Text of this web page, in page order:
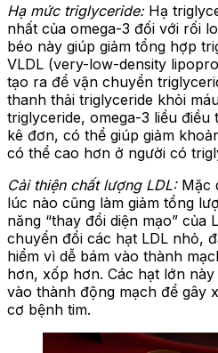
Hạ mức triglyceride: Hạ
nhất của omega-3 đối với rối
béo này giúp giảm tổng hợp
VLDL (very-low-density
tạo ra để vận chuyển
thanh thải triglyceride khỏi
triglyceride, omega-3 liều điều
kê đơn, có thể giúp giảm
có thể cao hơn ở người có
Cải thiện chất lượng LDL: Mặc
lúc nào cũng làm giảm tổng
năng “thay đổi diện mạo” của
chuyển đổi các hạt LDL nhỏ,
hiểm vì dễ bám vào thành
hơn, xốp hơn. Các hạt lớn này
vào thành động mạch để gây
cơ bệnh tim.